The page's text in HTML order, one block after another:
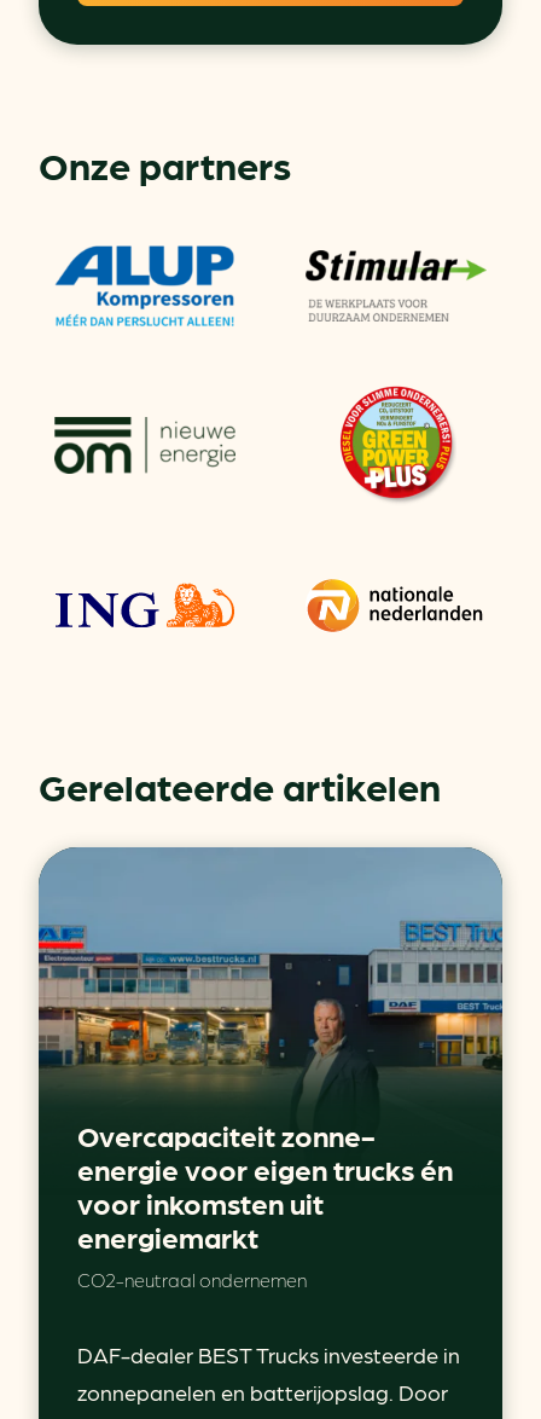
Onze partners
Gerelateerde artikelen
Overcapaciteit zonne-
energie voor eigen trucks én
voor inkomsten uit
energiemarkt
CO2-neutraal ondernemen
DAF-dealer BEST Trucks investeerde in
zonnepanelen en batterijopslag. Door